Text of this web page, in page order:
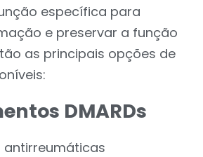
específica para
e preservar a função
as principais opções de
DMARDs
antirreumáticas